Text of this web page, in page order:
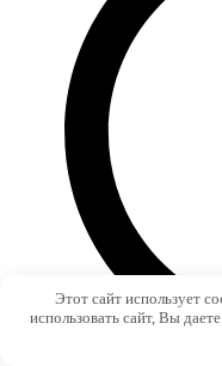
Этот сайт использует
использовать сайт, Вы